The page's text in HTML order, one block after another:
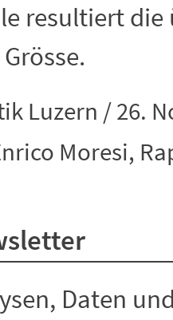
resultiert die
Luzern / 26.
Moresi,
Daten